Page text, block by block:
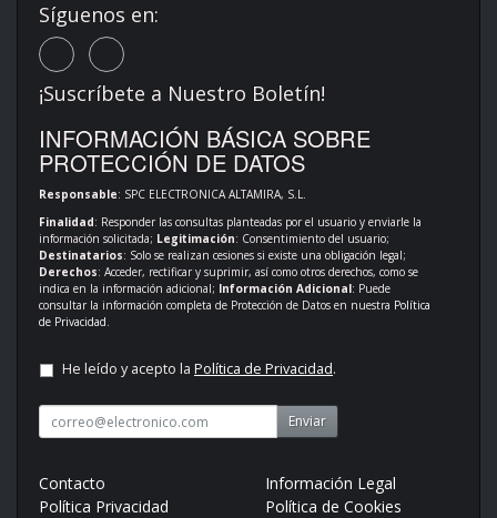
Síguenos en:
¡Suscríbete a Nuestro Boletín!
INFORMACIÓN BÁSICA SOBRE
PROTECCIÓN DE DATOS
Responsable: SPC ELECTRONICA ALTAMIRA, S.L.
Finalidad: Responder las consultas planteadas por el usuario y enviarle la
información solicitada; Legitimación: Consentimiento del usuario;
Destinatarios: Solo se realizan cesiones si existe una obligación legal;
Derechos: Acceder, rectificar y suprimir, así como otros derechos, como se
indica en la información adicional; Información Adicional: Puede
consultar la información completa de Protección de Datos en nuestra Política
de Privacidad.
He leído y acepto la Política de Privacidad.
Enviar
Contacto
Información Legal
Política Privacidad
Política de Cookies